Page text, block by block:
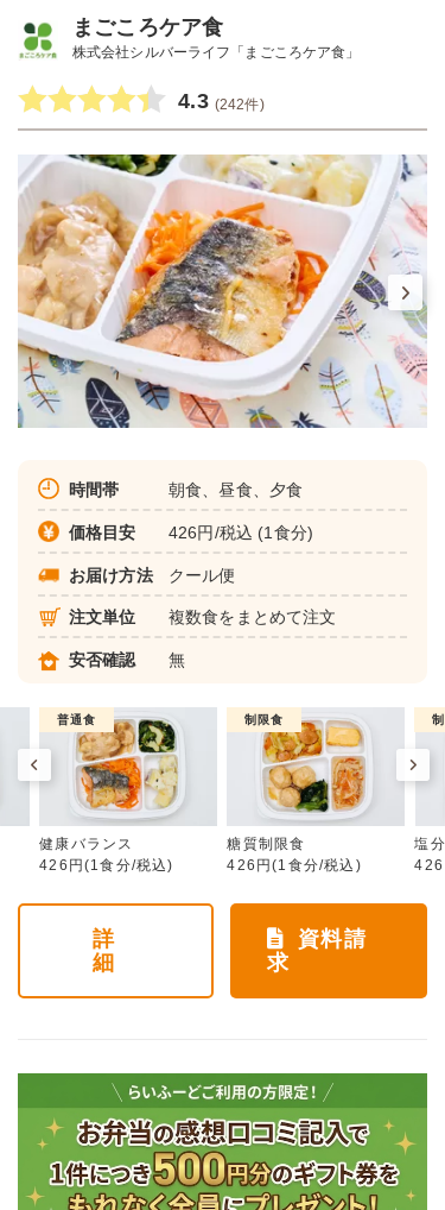
まごころケア食
株式会社シルバーライフ「まごころケア食」
4.3 (242件)
時間帯 朝食、昼食、夕食
価格目安 426円/税込 (1食分)
お届け方法 クール便
注文単位 複数食をまとめて注文
安否確認 無
普通食
健康バランス
426円(1食分/税込)
制限食
糖質制限食
426円(1食分/税込)
塩
詳
細
資料請
求